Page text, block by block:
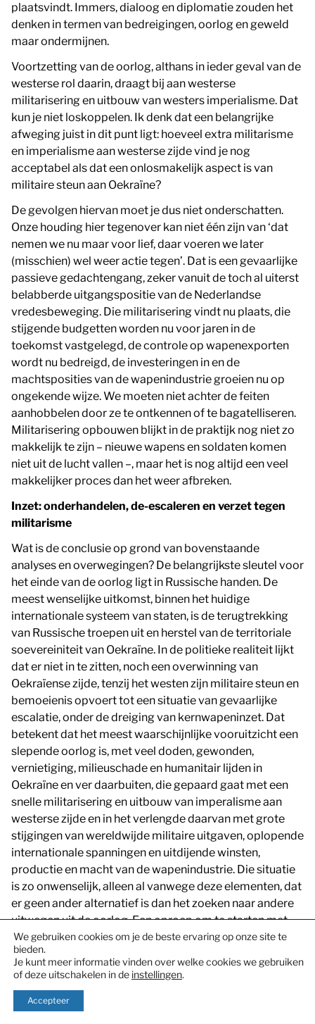
plaatsvindt. Immers, dialoog en diplomatie zouden het
denken in termen van bedreigingen, oorlog en geweld
maar ondermijnen.
Voortzetting van de oorlog, althans in ieder geval van de
westerse rol daarin, draagt bij aan westerse
militarisering en uitbouw van westers imperialisme. Dat
kun je niet loskoppelen. Ik denk dat een belangrijke
afweging juist in dit punt ligt: hoeveel extra militarisme
en imperialisme aan westerse zijde vind je nog
acceptabel als dat een onlosmakelijk aspect is van
militaire steun aan Oekraïne?
De gevolgen hiervan moet je dus niet onderschatten.
Onze houding hier tegenover kan niet één zijn van ‘dat
nemen we nu maar voor lief, daar voeren we later
(misschien) wel weer actie tegen’. Dat is een gevaarlijke
passieve gedachtengang, zeker vanuit de toch al uiterst
belabberde uitgangspositie van de Nederlandse
vredesbeweging. Die militarisering vindt nu plaats, die
stijgende budgetten worden nu voor jaren in de
toekomst vastgelegd, de controle op wapenexporten
wordt nu bedreigd, de investeringen in en de
machtsposities van de wapenindustrie groeien nu op
ongekende wijze. We moeten niet achter de feiten
aanhobbelen door ze te ontkennen of te bagatelliseren.
Militarisering opbouwen blijkt in de praktijk nog niet zo
makkelijk te zijn – nieuwe wapens en soldaten komen
niet uit de lucht vallen –, maar het is nog altijd een veel
makkelijker proces dan het weer afbreken.
Inzet: onderhandelen, de-escaleren en verzet tegen
militarisme
Wat is de conclusie op grond van bovenstaande
analyses en overwegingen? De belangrijkste sleutel voor
het einde van de oorlog ligt in Russische handen. De
meest wenselijke uitkomst, binnen het huidige
internationale systeem van staten, is de terugtrekking
van Russische troepen uit en herstel van de territoriale
soevereiniteit van Oekraïne. In de politieke realiteit lijkt
dat er niet in te zitten, noch een overwinning van
Oekraïense zijde, tenzij het westen zijn militaire steun en
bemoeienis opvoert tot een situatie van gevaarlijke
escalatie, onder de dreiging van kernwapeninzet. Dat
betekent dat het meest waarschijnlijke vooruitzicht een
slepende oorlog is, met veel doden, gewonden,
vernietiging, milieuschade en humanitair lijden in
Oekraïne en ver daarbuiten, die gepaard gaat met een
snelle militarisering en uitbouw van imperalisme aan
westerse zijde en in het verlengde daarvan met grote
stijgingen van wereldwijde militaire uitgaven, oplopende
internationale spanningen en uitdijende winsten,
productie en macht van de wapenindustrie. Die situatie
is zo onwenselijk, alleen al vanwege deze elementen, dat
er geen ander alternatief is dan het zoeken naar andere
uitwegen uit de oorlog. Een oproep om te starten met
onderhandelingen is daarin een logische stap, één
mogelijkheid om te komen tot een situatie waarin verder
geweld en lijden voorkomen kan worden.
Onderhandelingen waarin niet alleen een rol voor de
direct strijdende partijen is weggelegd, maar ook andere
We gebruiken cookies om je de beste ervaring op onze site te
bieden.
Je kunt meer informatie vinden over welke cookies we gebruiken
of deze uitschakelen in de instellingen.
Accepteer